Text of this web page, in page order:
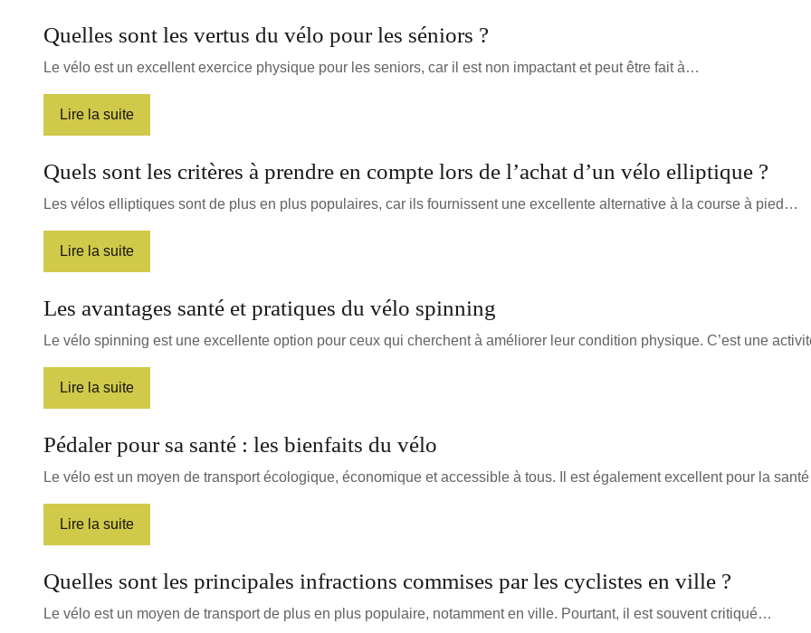
Quelles sont les vertus du vélo pour les séniors ?
Le vélo est un excellent exercice physique pour les seniors, car il est non impactant et peut être fait à…
Lire la suite
Quels sont les critères à prendre en compte lors de l’achat d’un vélo elliptique ?
Les vélos elliptiques sont de plus en plus populaires, car ils fournissent une excellente alternative à la course à pied…
Lire la suite
Les avantages santé et pratiques du vélo spinning
Le vélo spinning est une excellente option pour ceux qui cherchent à améliorer leur condition physique. C’est une
Lire la suite
Pédaler pour sa santé : les bienfaits du vélo
Le vélo est un moyen de transport écologique, économique et accessible à tous. Il est également excellent pour la
Lire la suite
Quelles sont les principales infractions commises par les cyclistes en ville ?
Le vélo est un moyen de transport de plus en plus populaire, notamment en ville. Pourtant, il est souvent critiqué…